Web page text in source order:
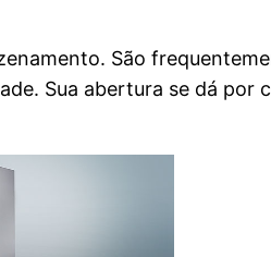
São
Sua abertura se dá por